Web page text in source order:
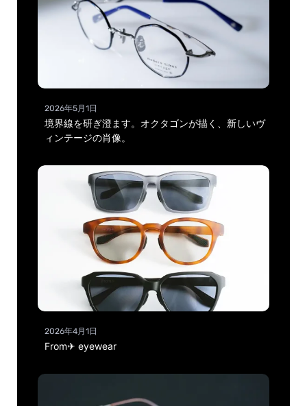
2026年5月1日
境界線を研ぎ澄ます。オクタゴンが描く、新しいヴ
ィンテージの肖像。
2026年4月1日
From✈ eyewear